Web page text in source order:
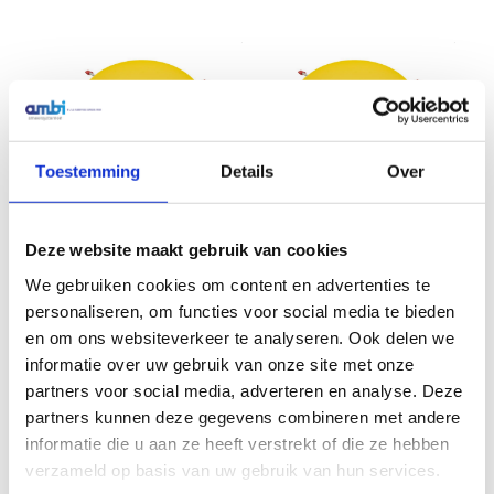
Toestemming Details Over
Deze website maakt gebruik van cookies
We gebruiken cookies om content en advertenties te
personaliseren, om functies voor social media te bieden
en om ons websiteverkeer te analyseren. Ook delen we
informatie over uw gebruik van onze site met onze
partners voor social media, adverteren en analyse. Deze
partners kunnen deze gegevens combineren met andere
informatie die u aan ze heeft verstrekt of die ze hebben
verzameld op basis van uw gebruik van hun services.
€40,90
In winkelwagen
€38,50
In winkelwagen
Veelgestelde vragen